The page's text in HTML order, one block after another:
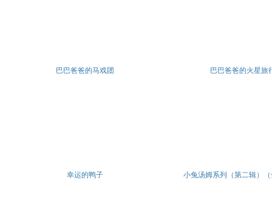
巴巴爸爸的马戏团 巴巴爸爸的火星旅
幸运的鸭子 小兔汤姆系列（第二辑）